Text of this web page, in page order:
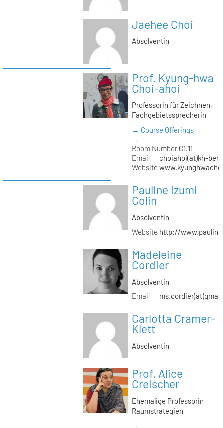
Jaehee Choi
Absolventin
Prof. Kyung-hwa
Choi-ahoi
Professorin für Zeichnen,
Fachgebietssprecherin
→ Course Offerings
→
Room NumberC1.11
Email
choiahoi(at)kh-
Website
Pauline Izumi
Colin
Absolventin
Website http://
Madeleine
Cordier
Absolventin
Email
Carlotta Cramer-
Klett
Absolventin
Prof. Alice
Creischer
Ehemalige Professorin
Raumstrategien
→